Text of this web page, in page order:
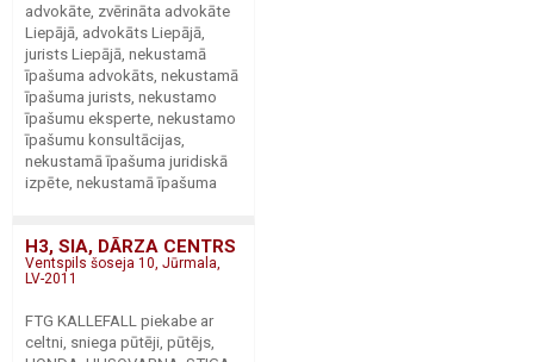
advokāte, zvērināta advokāte
Liepājā, advokāts Liepājā,
jurists Liepājā, nekustamā
īpašuma advokāts, nekustamā
īpašuma jurists, nekustamo
īpašumu eksperte, nekustamo
īpašumu konsultācijas,
nekustamā īpašuma juridiskā
izpēte, nekustamā īpašuma
H3, SIA, DĀRZA CENTRS
Ventspils šoseja 10, Jūrmala,
LV-2011
FTG KALLEFALL piekabe ar
celtni, sniega pūtēji, pūtējs,